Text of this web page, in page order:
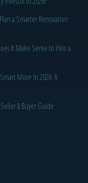
a Smarter Renovation
It Make Sense to Hire a
Move in 2026: A
& Buyer Guide